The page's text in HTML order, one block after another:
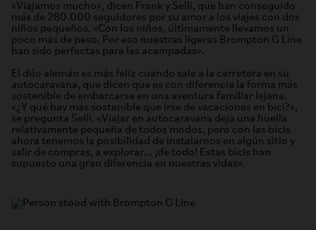
«Viajamos mucho», dicen Frank y Selli, que han conseguido
más de 280.000 seguidores por su amor a los viajes con dos
niños pequeños. «Con los niños, últimamente llevamos un
poco más de peso. Por eso nuestras ligeras Brompton G Line
han sido perfectas para las acampadas».
El dúo alemán es más feliz cuando sale a la carretera en su
autocaravana, que dicen que es con diferencia la forma más
sostenible de embarcarse en una aventura familiar lejana.
«¿Y qué hay más sostenible que irse de vacaciones en bici?»,
se pregunta Selli. «Viajar en autocaravana deja una huella
relativamente pequeña de todos modos, pero con las bicis
ahora tenemos la posibilidad de instalarnos en algún sitio y
salir de compras, a explorar... ¡de todo! Estas bicis han
supuesto una gran diferencia en nuestras vidas».